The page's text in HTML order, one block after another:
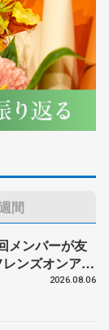
間
メンバーが友
ンズオンアイ
川梨絵さん、
2026.08.06